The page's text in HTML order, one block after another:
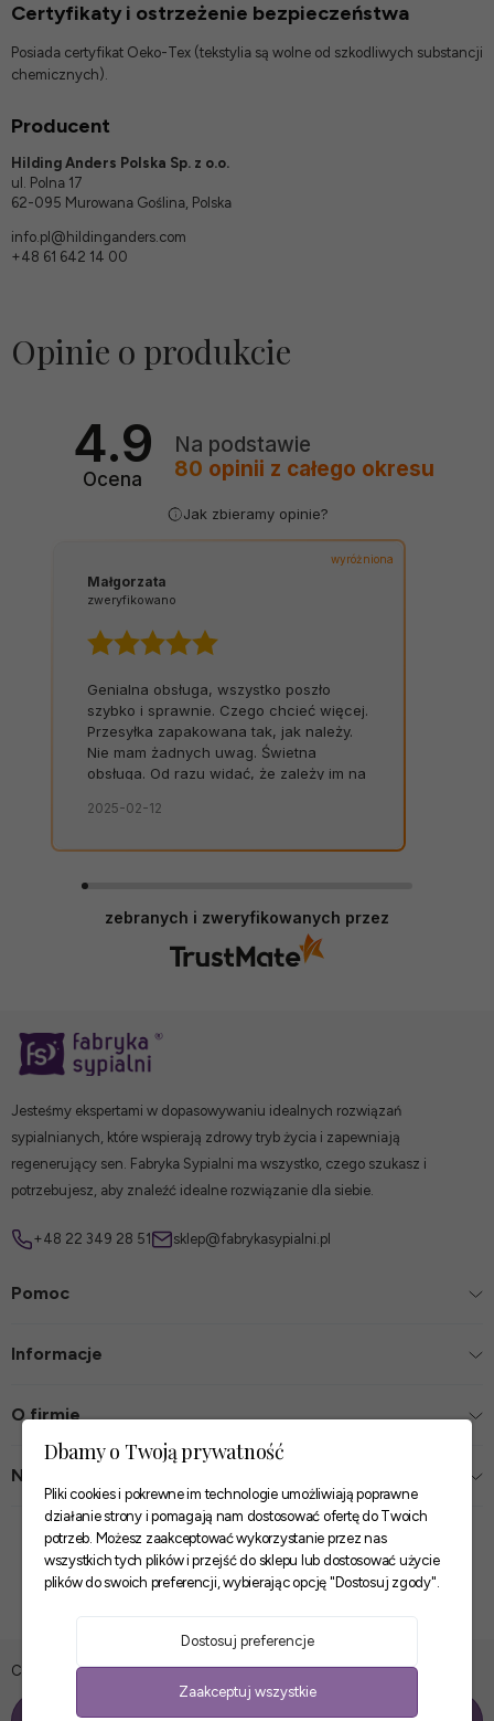
Cena z wariantami:1 079,00 zł
Certyfikaty i ostrzeżenie bezpieczeństwa
Posiada certyfikat Oeko-Tex (tekstylia są wolne od szkodliwych substancji
chemicznych).
Producent
Hilding Anders Polska Sp. z o.o.
ul. Polna 17
62-095 Murowana Goślina, Polska
info.pl@hildinganders.com
+48 61 642 14 00
Opinie o produkcie
4.9
Ocena
Na podstawie
80 opinii z całego okresu
Jak zbieramy opinie?
wyróżniona
Małgorzata
zweryfikowano
Genialna obsługa, wszystko poszło
szybko i sprawnie. Czego chcieć więcej.
Przesyłka zapakowana tak, jak należy.
Nie mam żadnych uwag. Świetna
obsługa. Od razu widać, że zależy im na
czas, bez zbędnych nerwów. Sklep bez
2025-02-12
zebranych i zweryfikowanych przez
Jesteśmy ekspertami w dopasowywaniu idealnych rozwiązań
sypialnianych, które wspierają zdrowy tryb życia i zapewniają
regenerujący sen. Fabryka Sypialni ma wszystko, czego szukasz i
potrzebujesz, aby znaleźć idealne rozwiązanie dla siebie.
+48 22 349 28 51 sklep@fabrykasypialni.pl
Pomoc
Informacje
O firmie
Nasze sklepy
Zaufane płatności
Dbamy o Twoją prywatność
Pliki cookies i pokrewne im technologie umożliwiają poprawne
działanie strony i pomagają nam dostosować ofertę do Twoich
potrzeb. Możesz zaakceptować wykorzystanie przez nas
wszystkich tych plików i przejść do sklepu lub dostosować użycie
plików do swoich preferencji, wybierając opcję "Dostosuj zgody".
Dostosuj preferencje
Zaakceptuj wszystkie